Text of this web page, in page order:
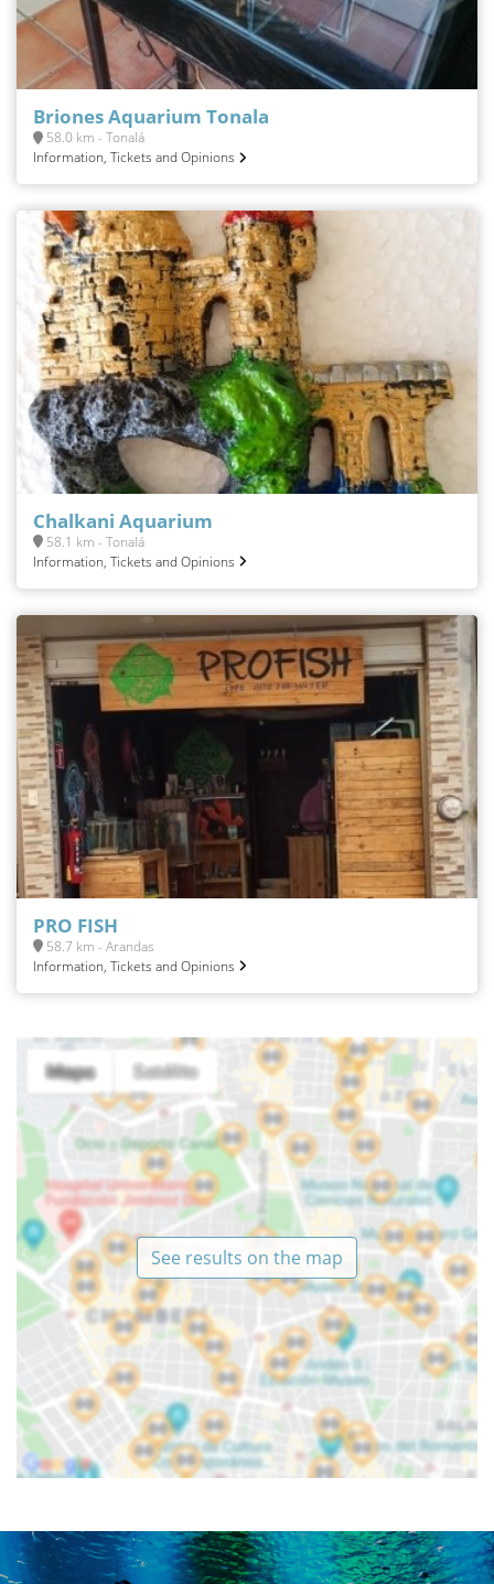
Briones Aquarium Tonala
58.0 km - Tonalá
Information, Tickets and Opinions
Chalkani Aquarium
58.1 km - Tonalá
Information, Tickets and Opinions
PRO FISH
58.7 km - Arandas
Information, Tickets and Opinions
See results on the map